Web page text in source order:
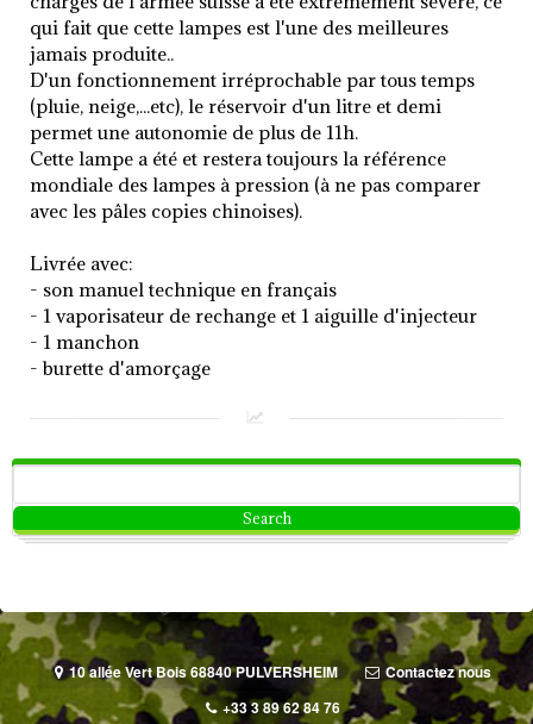
qui fait que cette lampes est l'une des meilleures
jamais produite..
D'un fonctionnement irréprochable par tous temps
(pluie, neige,...etc), le réservoir d'un litre et demi
permet une autonomie de plus de 11h.
Cette lampe a été et restera toujours la référence
mondiale des lampes à pression (à ne pas comparer
avec les pâles copies chinoises).
Livrée avec:
- son manuel technique en français
- 1 vaporisateur de rechange et 1 aiguille d'injecteur
- 1 manchon
- burette d'amorçage
10 allée Vert Bois 68840 PULVERSHEIM
Contactez nous
+33 3 89 62 84 76